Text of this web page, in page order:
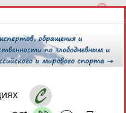
2026 года,